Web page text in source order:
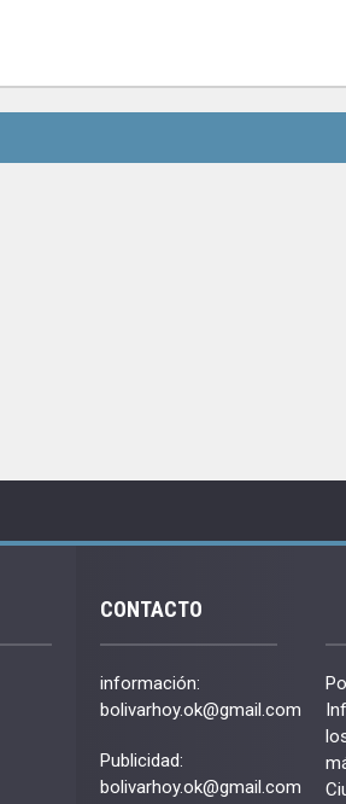
CONTACTO
información:
bolivarhoy.ok@gmail.com
Publicidad:
bolivarhoy.ok@gmail.com